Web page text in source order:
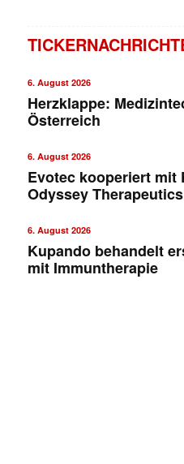
6. August 2026
Herzklappe:
Österreich
6. August 2026
Evotec kooperiert mit
Odyssey Therapeutics
6. August 2026
Kupando behandelt
mit Immuntherapie